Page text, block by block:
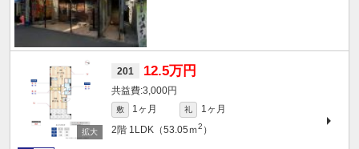
201 12.5万円
3,000円
敷 1ヶ月 礼
1ヶ月
2階 1LDK（53.05ｍ2 ）